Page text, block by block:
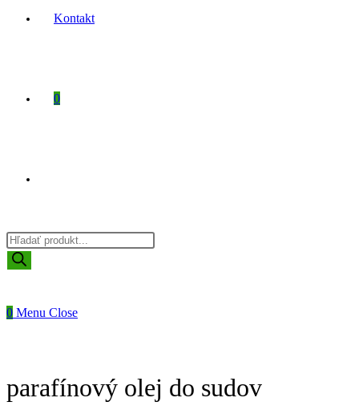
Kontakt
0
Products
search
0 Menu Close
parafínový olej do sudov